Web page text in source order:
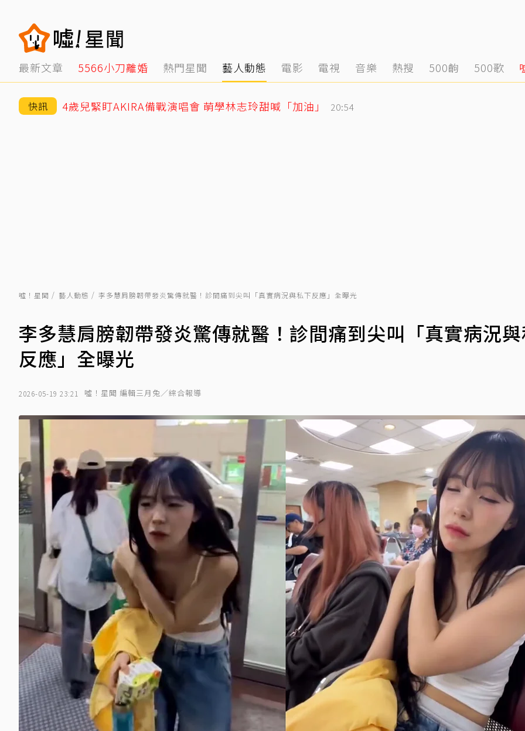
最新文章 5566小刀離婚 熱門星聞 藝人動態 電影 電視 音樂 熱搜 500齣 500歌
快訊 4歲兒緊盯AKIRA備戰演唱會 萌學林志玲甜喊「加油」 20:54
噓！星聞 藝人動態 李多慧肩膀韌帶發炎驚傳就醫！診間痛到尖叫「真實病況與私下反應」全曝光
李多慧肩膀韌帶發炎驚傳就醫！診間痛到尖叫「真實病況
反應」全曝光
2026-05-19 23:21 噓！星聞 編輯三月兔／綜合報導